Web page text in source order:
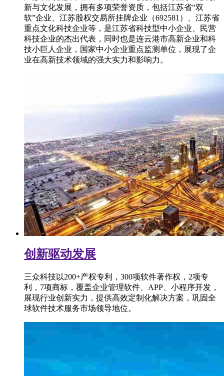
新与文化发展，拥有多项荣誉资质，包括江苏省“双
软”企业、江苏股权交易所挂牌企业（692581）、江苏省
重点文化科技企业等，是江苏省科技型中小企业、民营
科技企业的杰出代表，同时也是连云港市高新企业和科
技小巨人企业，国家中小企业重点监测单位，展现了企
业在高新技术领域的强大实力和影响力。
创新驱动发展
三众科技以200+产权专利，300项软件著作权，2项专
利，7项商标，覆盖企业管理软件、APP、小程序开发，
展现行业创新实力，提供高效定制化解决方案，巩固全
球软件技术服务市场领导地位。